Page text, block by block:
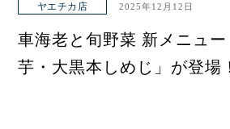
ヤエチカ店 2025年12月12日
車海老と旬野菜 新メニュー
芋・大黒本しめじ」が登場！